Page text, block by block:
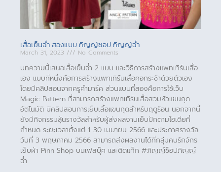
เสื้อเย็นฉ่ำ สองแบบ ภิญญ์ชอป ภิญญ์ฉ่ำ
March 31, 2023 No Comments
บทความนี้เสนอเสื้อเย็นฉ่ำ 2 แบบ และวิธีการสร้างแพทเทิร์นเสื้อ
เอง แบบที่หนึ่งคือการสร้างแพทเทิร์นเสื้อคอกระช้าด้วยตัวเอง
โดยมีคลิปสอนจากครูคำมาร์ค ส่วนแบบที่สองคือการใช้เว็บ
Magic Pattern ที่สามารถสร้างแพทเทิร์นเสื้อสวมหัวแขนกุด
อัตโนมัติ มีคลิปสอนการเย็บเสื้อแขนกุดสำหรับฤดูร้อน นอกจากนี้
ยังมีกิจกรรมลุ้นรางวัลสำหรับผู้ส่งผลงานเย็บปักตามไอเดียที่
กำหนด ระยะเวลาตั้งแต่ 1-30 เมษายน 2566 และประกาศรางวัล
วันที่ 3 พฤษภาคม 2566 สามารถส่งผลงานได้ที่กลุ่มคนรักจักร
เย็บผ้า Pinn Shop บนเฟสบุ๊ค และติดแท็ก #ภิญญ์ช็อปภิญญ์
ฉ่ำ